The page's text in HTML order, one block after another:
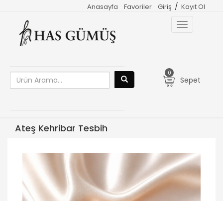
Giriş / Kayıt Ol
Favoriler
Anasayfa
Toggle
navigation
0
Sepet
Ateş Kehribar Tesbih